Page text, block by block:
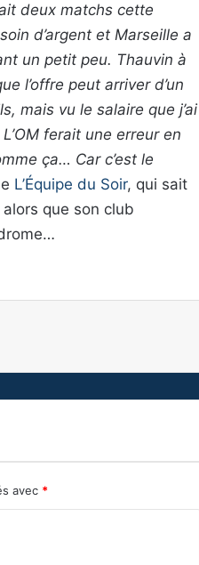
deux matchs cette
d’argent et Marseille a
un petit peu. Thauvin à
l’offre peut arriver d’un
mais vu le salaire que j’ai
ferait une erreur en
ça… Car c’est le
L’Équipe du Soir, qui sait
alors que son club
avec *